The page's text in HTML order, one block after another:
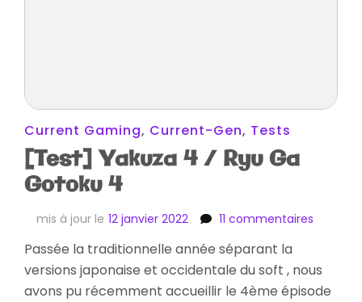
Current Gaming, Current-Gen, Tests
[Test] Yakuza 4 / Ryu Ga
Gotoku 4
mis à jour le 12 janvier 2022 11 commentaires
4
/
Passée la traditionnelle année séparant la
versions japonaise et occidentale du soft , nous
avons pu récemment accueillir le 4ème épisode